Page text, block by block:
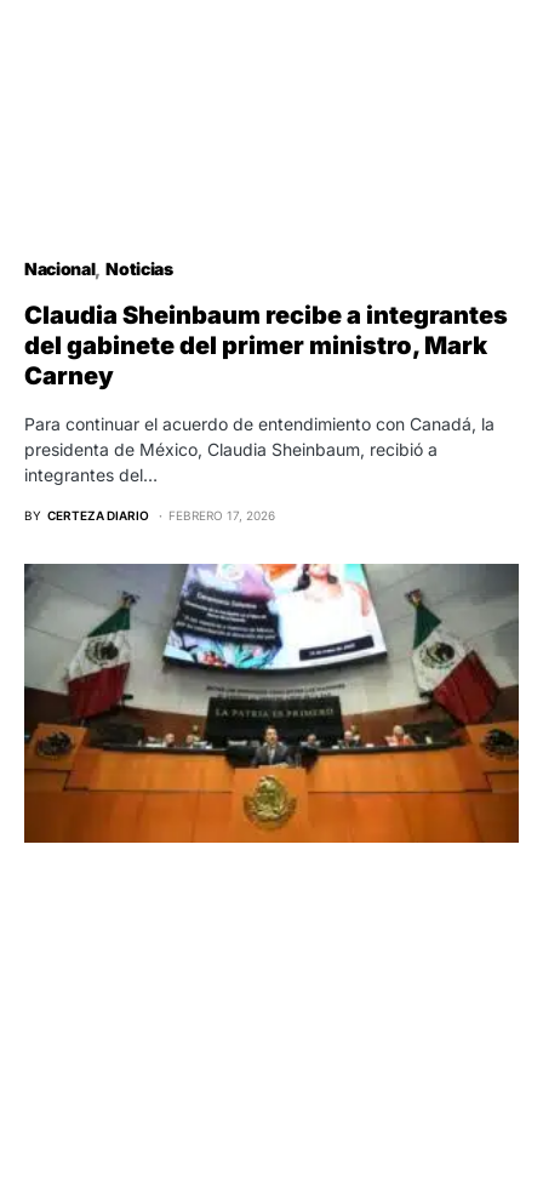
Nacional Noticias
Claudia Sheinbaum recibe a integrantes
del gabinete del primer ministro, Mark
Carney
Para continuar el acuerdo de entendimiento con Canadá, la
presidenta de México, Claudia Sheinbaum, recibió a
integrantes del…
BY CERTEZA DIARIO FEBRERO 17, 2026